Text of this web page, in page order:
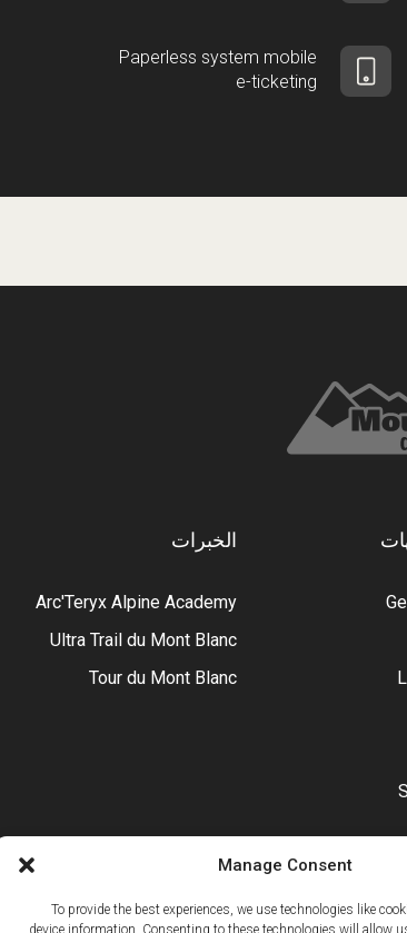
Manage Consent
To provide the best experiences, we use technologies like
device information. Consenting to these technologies will allow
Paperless system mobile
e-ticketing
الخبرات
Arc'Teryx Alpine Academy
Ultra Trail du Mont Blanc
Tour du Mont Blanc